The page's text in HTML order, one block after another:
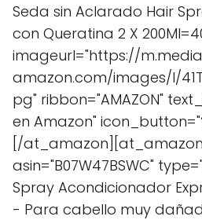
Seda sin Aclarado Hair
con Queratina 2 X
imageurl="https://
amazon.com/images/I/
pg" ribbon="AMAZON"
en Amazon"
[/at_amazon][at_amazon
asin="B07W47BSWC"
Spray Acondicionador
- Para cabello muy